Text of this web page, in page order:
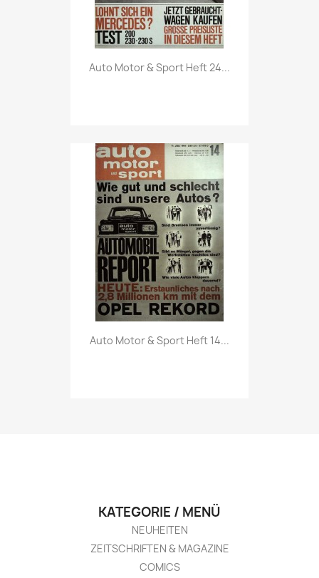
Vorschau
Auto Motor & Sport Heft 24...
Vorschau
Auto Motor & Sport Heft 14...
KATEGORIE / MENÜ
NEUHEITEN
ZEITSCHRIFTEN & MAGAZINE
COMICS